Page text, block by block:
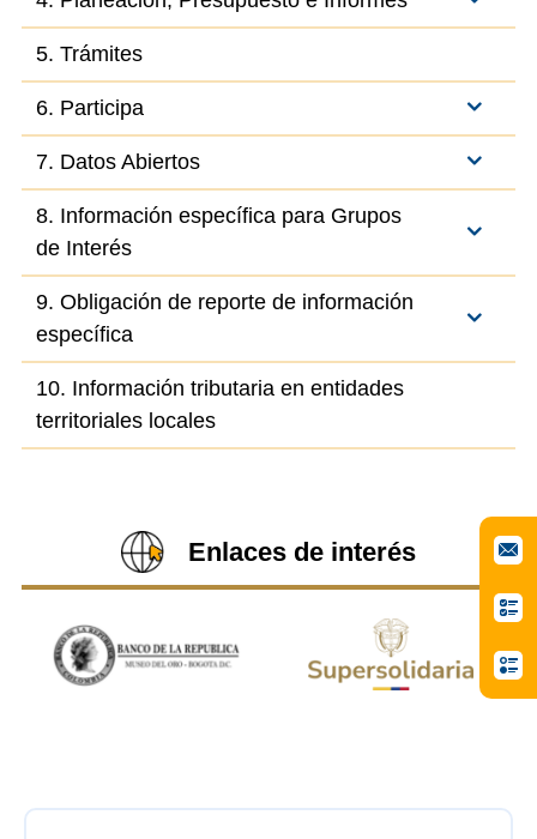
5. Trámites
6. Participa
7. Datos Abiertos
8. Información específica para Grupos
de Interés
9. Obligación de reporte de información
específica
10. Información tributaria en entidades
territoriales locales
Enlaces de interés